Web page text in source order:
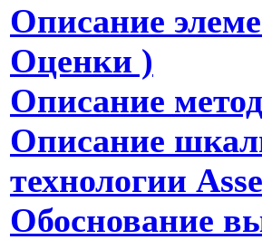
Описание
Оценки )
Описание
Описание
технологии
Обоснование